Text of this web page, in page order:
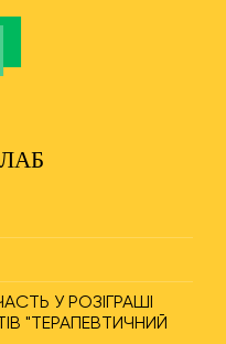
У РОЗІГРАШІ
"ТЕРАПЕВТИЧНИЙ